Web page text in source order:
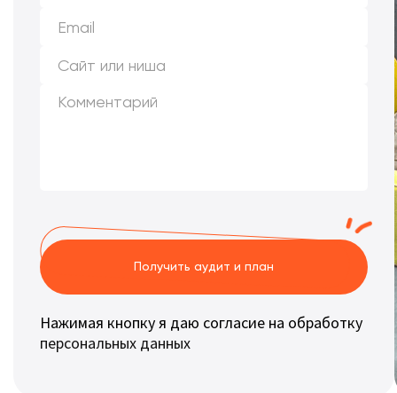
Получить аудит и план
Нажимая кнопку я даю согласие на обработку
персональных данных